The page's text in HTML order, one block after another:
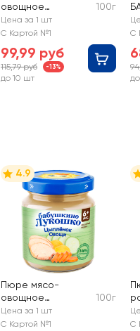
овощное
БАБУШКИНО
ЛУКОШКО Горбуша
с картофелем, с 8
месяцев
100г
Цена за 1 шт
С Картой №1
99,99 руб
115,79 руб -13%
до 10 шт
С
4.9
Пюре мясо-
овощное
БАБУШКИНО
ЛУКОШКО Рагу
100г
Цена за 1 шт
С Картой №1
С